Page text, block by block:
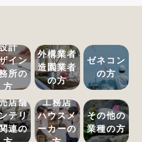
計
イン
所の
方
外構業者
造園業者
の方
ゼネコン
の方
店舗
テリ
連の
工務店
ハウスメ
ーカーの
その他の
業種の方